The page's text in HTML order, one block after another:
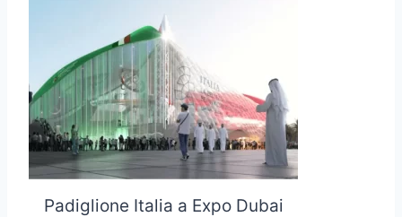
Padiglione Italia a Expo Dubai